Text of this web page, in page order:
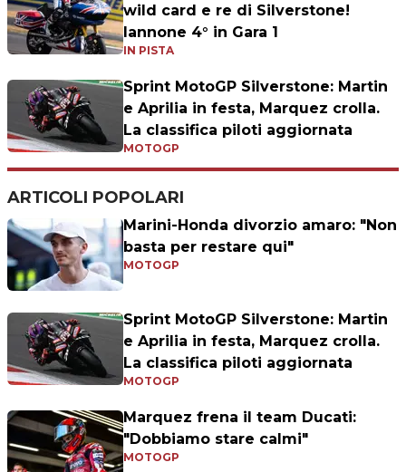
wild card e re di Silverstone!
Iannone 4° in Gara 1
IN PISTA
Sprint MotoGP Silverstone: Martin
e Aprilia in festa, Marquez crolla.
La classifica piloti aggiornata
MOTOGP
ARTICOLI POPOLARI
Marini-Honda divorzio amaro: "Non
basta per restare qui"
MOTOGP
Sprint MotoGP Silverstone: Martin
e Aprilia in festa, Marquez crolla.
La classifica piloti aggiornata
MOTOGP
Marquez frena il team Ducati:
"Dobbiamo stare calmi"
MOTOGP